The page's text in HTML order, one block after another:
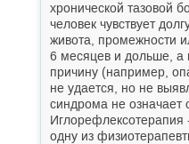
хронической тазовой
человек чувствует
живота, промежности
6 месяцев и дольше, а
причину (например,
не удается, но не
синдрома не означает
Иглорефлексотерапия
одну из